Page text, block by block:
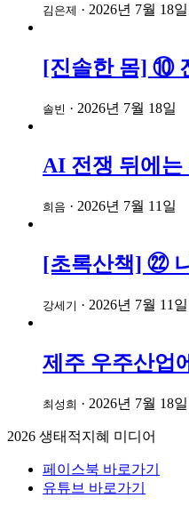
김은제 · 2026년 7월 18일
[진솔한 몸] ⑩
솔빈 · 2026년 7월 18일
AI 전쟁 뒤에는
희음 · 2026년 7월 11일
[초록산책] ㉒
강세기 · 2026년 7월 11일
제주 우주산업
최성희 · 2026년 7월 18일
2026 생태적지혜 미디어
페이스북 바로가기
유튜브 바로가기